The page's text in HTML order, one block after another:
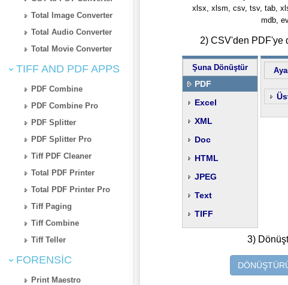
Total Image Converter
Total Audio Converter
Total Movie Converter
TIFF AND PDF APPS
PDF Combine
PDF Combine Pro
PDF Splitter
PDF Splitter Pro
Tiff PDF Cleaner
Total PDF Printer
Total PDF Printer Pro
Tiff Paging
Tiff Combine
Tiff Teller
FORENSIC
Print Maestro
xlsx, xlsm, csv, tsv, tab,
mdb,
2) CSV'den PDF'ye
Şuna Dönüştür
PDF
Excel
XML
Doc
HTML
JPEG
Text
TIFF
3)